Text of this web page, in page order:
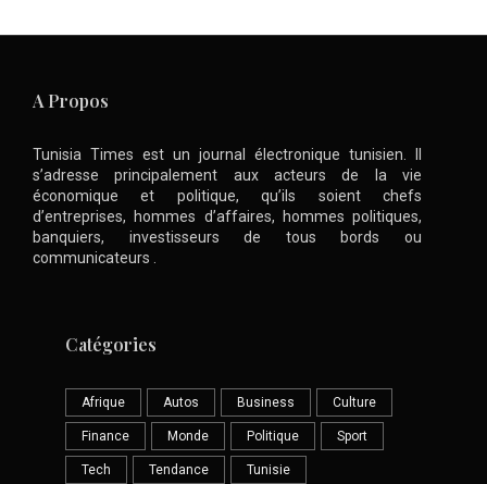
A Propos
Tunisia Times est un journal électronique tunisien. Il
s’adresse principalement aux acteurs de la vie
économique et politique, qu’ils soient chefs
d’entreprises, hommes d’affaires, hommes politiques,
banquiers, investisseurs de tous bords ou
communicateurs .
Catégories
Afrique Autos Business Culture
Finance Monde Politique Sport
Tech Tendance Tunisie